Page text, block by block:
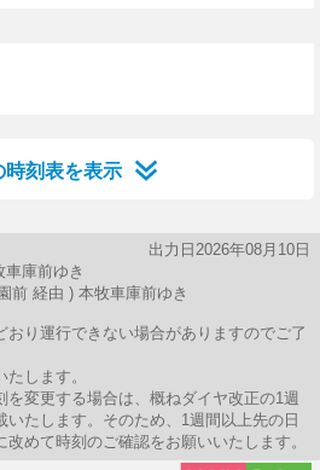
時刻表を表示
出力日2026年08月10日
庫前ゆき
前 経由 ) 本牧車庫前ゆき
り運行できない場合がありますのでご了
します。
変更する場合は、概ねダイヤ改正の1週
いたします。そのため、1週間以上先の日
めて時刻のご確認をお願いいたします。